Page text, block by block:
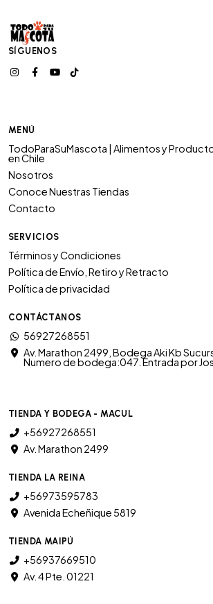
SÍGUENOS
MENÚ
TodoParaSuMascota | Alimentos y
en Chile
Nosotros
Conoce Nuestras Tiendas
Contacto
SERVICIOS
Términos y Condiciones
Política de Envío, Retiro y Retracto
Política de privacidad
CONTÁCTANOS
56927268551
Av. Marathon 2499, Bodega Aki Kb
Numero de bodega:047. Entrada por
TIENDA Y BODEGA - MACUL
+56927268551
Av. Marathon 2499
TIENDA LA REINA
+56973595783
Avenida Echeñique 5819
TIENDA MAIPÚ
+56937669510
Av. 4 Pte. 01221